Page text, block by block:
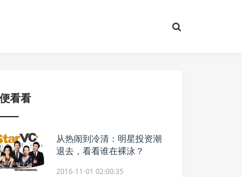
看看
从热闹到冷清：明星投资潮
退去，看看谁在裸泳？
2016-11-01 02:00:35